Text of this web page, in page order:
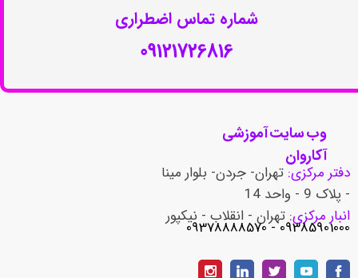
شماره تماس اضطراری​​​​​​​
09121726816
دفتر مرکزی: تهران- جردن- بلوار مینا
- پلاک 9 - واحد 14
انبار مرکزی: تهران - انقلاب - نیکپور
​​​​​​​09385901000 - 09378888570
وب سایت آموزشی
آکاروان